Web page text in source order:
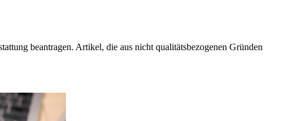
beantragen. Artikel, die aus nicht qualitätsbezogenen Gründen